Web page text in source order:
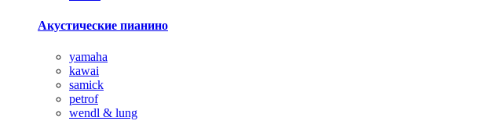
Акустические пианино
yamaha
kawai
samick
petrof
wendl & lung